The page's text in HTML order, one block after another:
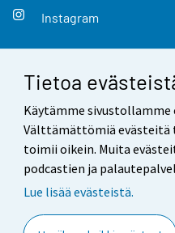
Tietoa
Käytämme sivustollamme
Välttämättömiä evästeitä
toimii oikein. Muita
podcastien ja
Lue lisää evästeistä.
Instagram
Yhteystiedot
Palaute
Käyttöehdot
Saavutettavuus